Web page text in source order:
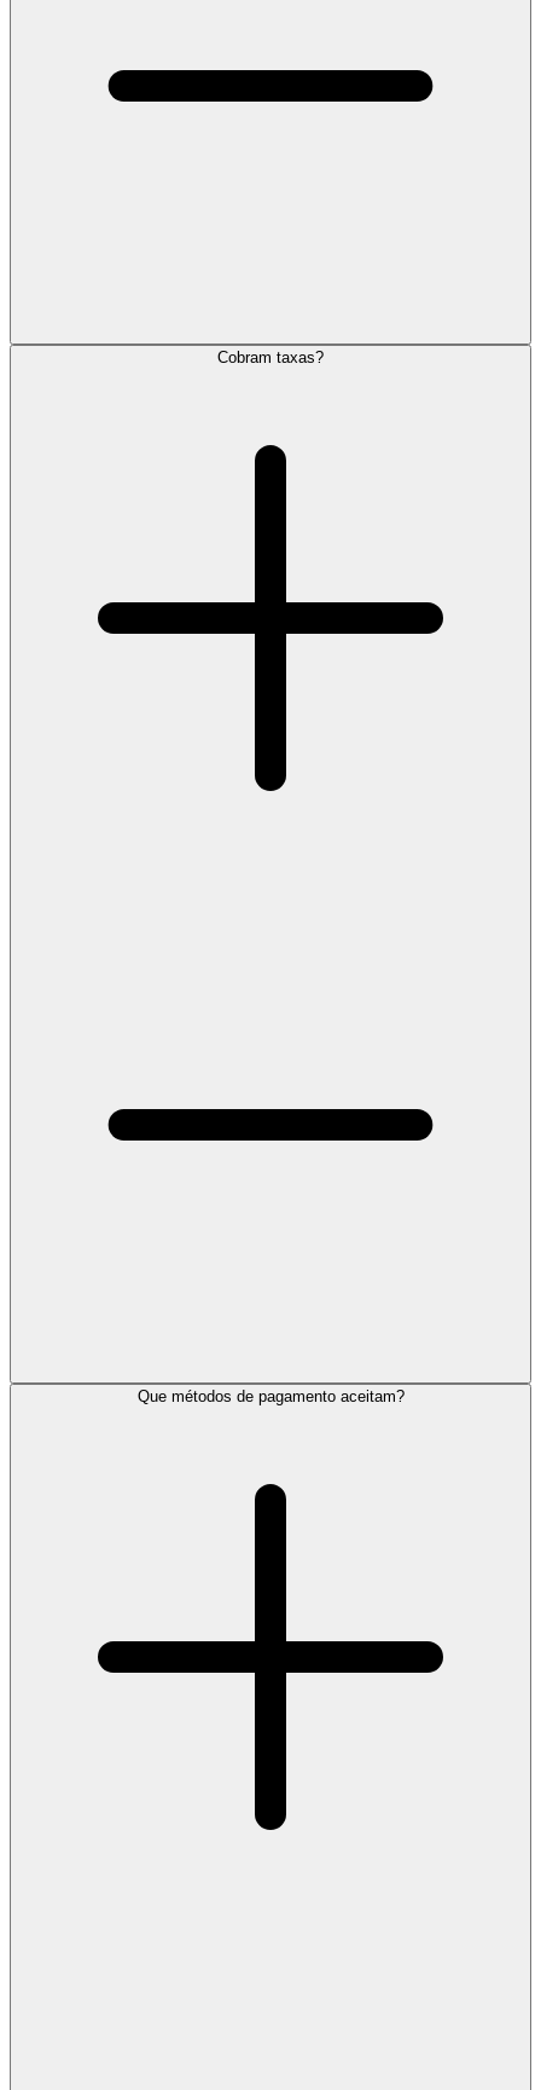
Cobram taxas?
Que métodos de pagamento aceitam?